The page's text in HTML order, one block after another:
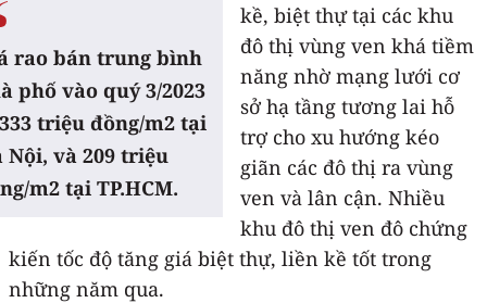
rao bán trung bình
phố vào quý 3/2023
triệu đồng/m2 tại
Nội, và 209 triệu
m2 tại TP.HCM.
kề, biệt thự tại các khu
đô thị vùng ven khá tiềm
năng nhờ mạng lưới cơ
sở hạ tầng tương lai hỗ
trợ cho xu hướng kéo
giãn các đô thị ra vùng
ven và lân cận​. Nhiều
khu đô thị ven đô chứng
kiến tốc độ tăng giá biệt thự, liền kề tốt trong
những năm qua.